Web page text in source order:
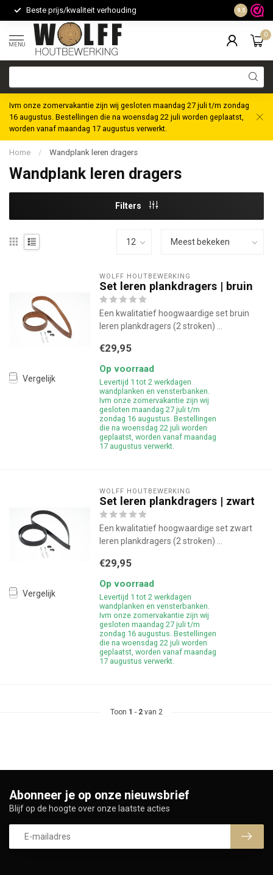
Beste prijs/kwaliteit verhouding Maatwerk
9.5
MENU
0
Ivm onze zomervakantie zijn wij gesloten maandag 27 juli t/m zondag
16 augustus. Bestellingen die na woensdag 22 juli worden geplaatst,
worden vanaf maandag 17 augustus verwerkt.
Home / Wandplank leren dragers
Wandplank leren dragers
Filters
Vergelijk
WOLFF HOUTBEWERKING
Set leren plankdragers | bruin
Een kwalitatief hoogwaardige set bruin
leren plankdragers (2 stroken) ...
€29,95
Op voorraad
Levertijd 1 tot 2 werkdagen
wandplanken en vensterbanken.
Ivm onze zomervakantie zijn wij
gesloten maandag 27 juli t/m
zondag 16 augustus. Bestellingen
die na woensdag 22 juli worden
geplaatst, worden vanaf maandag
17 augustus verwerkt.
Vergelijk
WOLFF HOUTBEWERKING
Set leren plankdragers | zwart
Een kwalitatief hoogwaardige set zwart
leren plankdragers (2 stroken) ...
€29,95
Op voorraad
Levertijd 1 tot 2 werkdagen
wandplanken en vensterbanken.
Ivm onze zomervakantie zijn wij
gesloten maandag 27 juli t/m
zondag 16 augustus. Bestellingen
die na woensdag 22 juli worden
geplaatst, worden vanaf maandag
17 augustus verwerkt.
Toon 1 - 2 van 2
Abonneer je op onze nieuwsbrief
Blijf op de hoogte over onze laatste acties